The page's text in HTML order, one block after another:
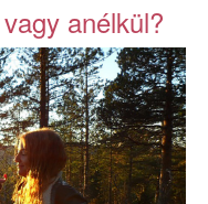
anélkül?